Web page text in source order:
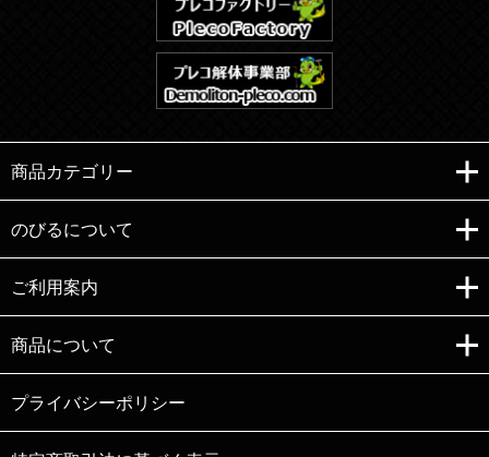
商品カテゴリー
のびるについて
ご利用案内
商品について
プライバシーポリシー
Copyright (C)e-nobiru All right reserved.